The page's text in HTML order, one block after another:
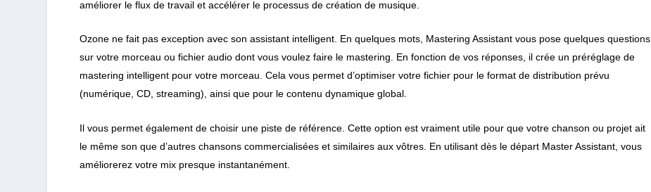
améliorer le flux de travail et accélérer le processus de création de musique.
Ozone ne fait pas exception avec son assistant intelligent. En quelques mots, Mastering Assistant vous pose quelques questions
sur votre morceau ou fichier audio dont vous voulez faire le mastering. En fonction de vos réponses, il crée un préréglage de
mastering intelligent pour votre morceau. Cela vous permet d’optimiser votre fichier pour le format de distribution prévu
(numérique, CD, streaming), ainsi que pour le contenu dynamique global.
Il vous permet également de choisir une piste de référence. Cette option est vraiment utile pour que votre chanson ou projet ait
le même son que d’autres chansons commercialisées et similaires aux vôtres. En utilisant dès le départ Master Assistant, vous
améliorerez votre mix presque instantanément.